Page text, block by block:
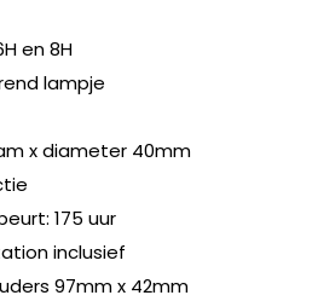
en 8H
lampje
x diameter 40mm
175 uur
inclusief
97mm x 42mm